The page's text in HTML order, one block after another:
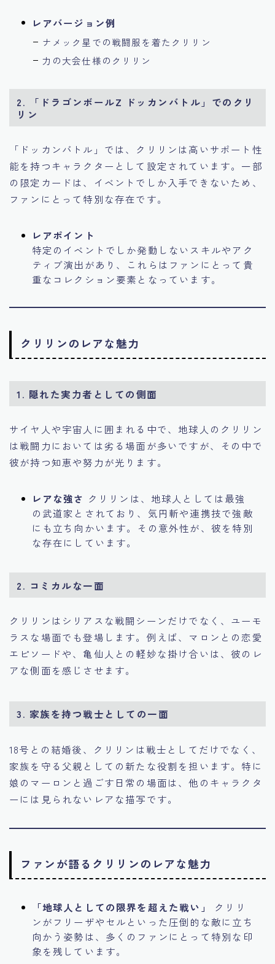
レアバージョン例
ナメック星での戦闘服を着たクリリン
力の大会仕様のクリリン
2.
「ドラゴンボールZ ドッカンバトル」でのクリ
リン
「ドッカンバトル」では、クリリンは高いサポート性
能を持つキャラクターとして設定されています。一部
の限定カードは、イベントでしか入手できないため、
ファンにとって特別な存在です。
レアポイント
特定のイベントでしか発動しないスキルやアク
ティブ演出があり、これらはファンにとって貴
重なコレクション要素となっています。
クリリンのレアな魅力
1. 隠れた実力者としての側面
サイヤ人や宇宙人に囲まれる中で、地球人のクリリン
は戦闘力においては劣る場面が多いですが、その中で
彼が持つ知恵や努力が光ります。
レアな強さ クリリンは、地球人としては最強
の武道家とされており、気円斬や連携技で強敵
にも立ち向かいます。その意外性が、彼を特別
な存在にしています。
2. コミカルな一面
クリリンはシリアスな戦闘シーンだけでなく、ユーモ
ラスな場面でも登場します。例えば、マロンとの恋愛
エピソードや、亀仙人との軽妙な掛け合いは、彼のレ
アな側面を感じさせます。
3. 家族を持つ戦士としての一面
18号との結婚後、クリリンは戦士としてだけでなく、
家族を守る父親としての新たな役割を担います。特に
娘のマーロンと過ごす日常の場面は、他のキャラクタ
ーには見られないレアな描写です。
ファンが語るクリリンのレアな魅力
「地球人としての限界を超えた戦い」
クリリ
ンがフリーザやセルといった圧倒的な敵に立ち
向かう姿勢は、多くのファンにとって特別な印
象を残しています。